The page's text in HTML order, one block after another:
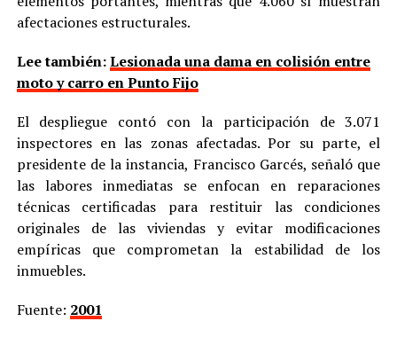
afectaciones estructurales.
Lee también:Lesionada una dama en colisión entre
moto y carro en Punto Fijo
El despliegue contó con la participación de 3.071
inspectores en las zonas afectadas. Por su parte, el
presidente de la instancia, Francisco Garcés, señaló que
las labores inmediatas se enfocan en reparaciones
técnicas certificadas para restituir las condiciones
originales de las viviendas y evitar modificaciones
empíricas que comprometan la estabilidad de los
inmuebles.
Fuente: 2001